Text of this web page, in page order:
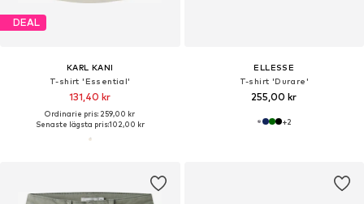
DEAL
KARL KANI
T-shirt 'Essential'
131,40 kr
Ordinarie pris: 259,00 kr
Senaste lägsta pris:102,00 kr
ELLESSE
T-shirt 'Durare'
255,00 kr
+2